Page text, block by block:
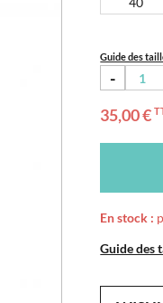
Guide des
-
35,00 €
En stock :
Guide des